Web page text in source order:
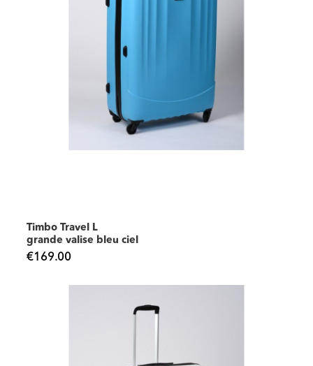
Timbo Travel L
grande valise bleu ciel
€169.00